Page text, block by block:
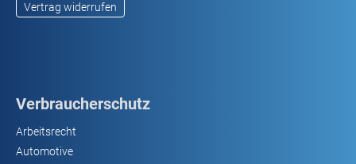
Vertrag widerrufen
Verbraucherschutz
Arbeitsrecht
Automotive